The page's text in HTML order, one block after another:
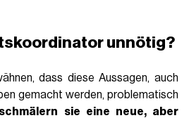
unnötig?
dass diese Aussagen, auch
gemacht werden, problematisch
schmälern sie eine neue, aber